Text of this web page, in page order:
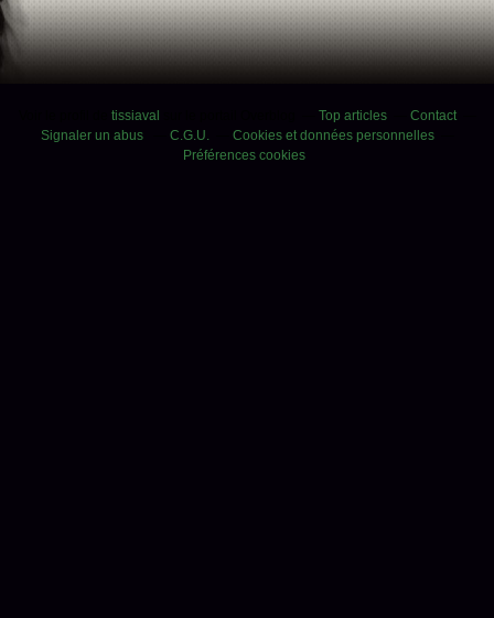
tissiaval Top articles
Contact
Signaler un abus
C.G.U.
Cookies et données personnelles
Préférences cookies